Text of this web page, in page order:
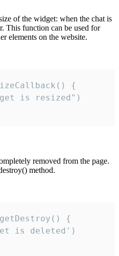
of the widget: when the chat is
This function can be used for
elements on the website.
{
is resized")
removed from the page.
method.
{
is deleted')